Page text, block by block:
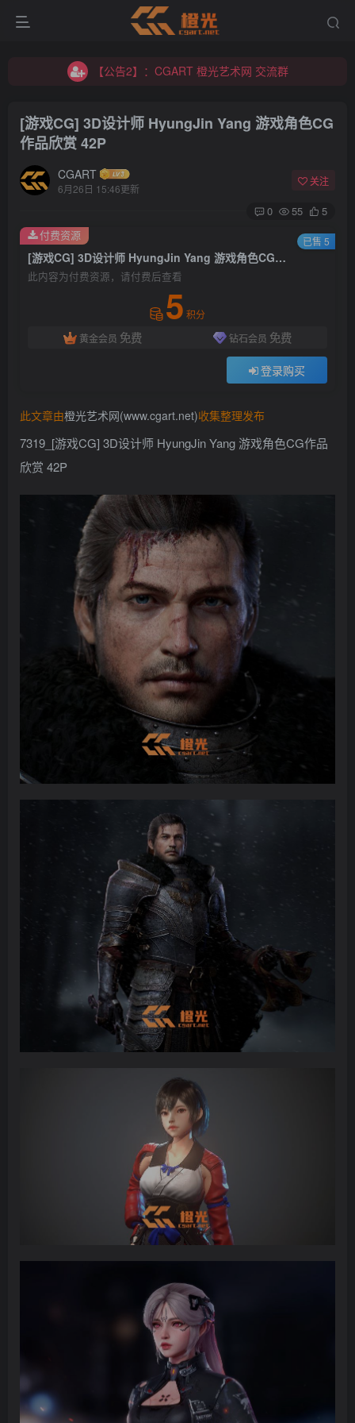
【公告2】：CGART 橙光艺术网 交流群
【公告2】：CGART 橙光艺术网 交流群
[游戏CG] 3D设计师 HyungJin Yang 游戏角色CG
作品欣赏 42P
CGART
6月26日 15:46更新
关注
0 55 5
[游戏CG] 3D设计师 HyungJin Yang 游戏角色CG作品欣赏 42P
此内容为付费资源，请付费后查看
5 积分
黄金会员 免费 钻石会员 免费
登录购买
付费资源 已售 5
此文章由橙光艺术网(www.cgart.net)收集整理发布
7319_[游戏CG] 3D设计师 HyungJin Yang 游戏角色CG作品
欣赏 42P
登录
没有账号？立即注册
用户名/手机号/邮箱
登录密码
找回密码
登录
QQ登录